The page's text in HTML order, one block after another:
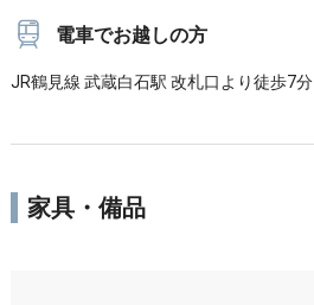
電車でお越しの方
JR鶴見線 武蔵白石駅 改札口より徒歩7分
家具・備品